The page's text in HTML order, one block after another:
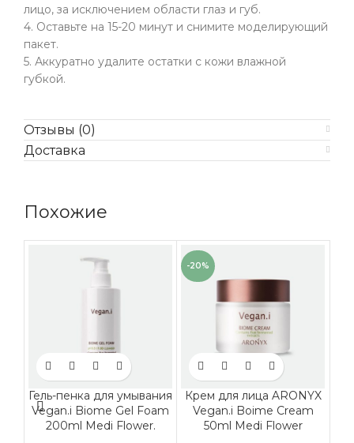
лицо, за исключением области глаз и губ.
4. Оставьте на 15-20 минут и снимите моделирующий
пакет.
5. Аккуратно удалите остатки с кожи влажной
губкой.
Отзывы (0)
Доставка
Похожие
Гель-пенка для умывания
Vegan.i Biome Gel Foam
200ml Medi Flower.
-20%
Крем для лица ARONYX
Vegan.i Boime Cream
50ml Medi Flower